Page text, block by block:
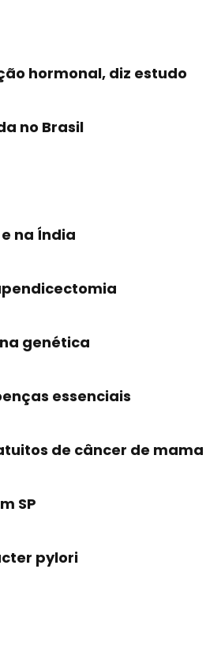
hormonal, diz estudo
no Brasil
na Índia
genética
essenciais
de câncer de mama
SP
pylori